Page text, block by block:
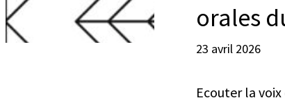
orales
23 avril 2026
Ecouter la voix